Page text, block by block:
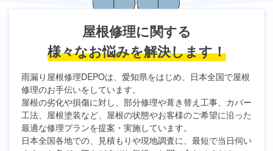
屋根修理に関する
様々なお悩みを解決します！
雨漏り屋根修理DEPOは、愛知県をはじめ、日本全国で屋根
修理のお手伝いをしています。
屋根の劣化や損傷に対し、部分修理や葺き替え工事、カバー
工法、屋根塗装など、屋根の状態やお客様のご希望に沿った
最適な修理プランを提案・実施しています。
日本全国各地での、見積もりや現地調査に、最短で当日伺い